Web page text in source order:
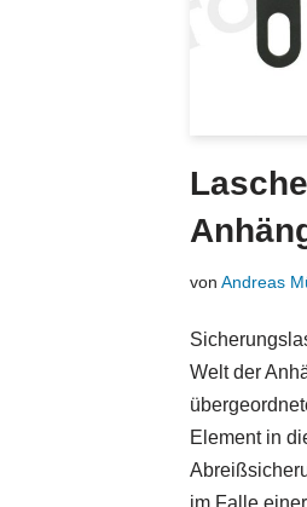
von Andreas
Welt der
Element in